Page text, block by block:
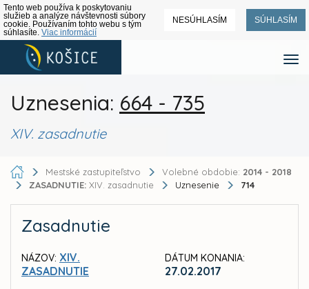
Tento web používa k poskytovaniu
služieb a analýze návštevnosti súbory
cookie. Používaním tohto webu s tým
súhlasíte. Viac informácií
NESÚHLASÍM SÚHLASÍM
Uznesenia: 664 - 735
XIV. zasadnutie
Mestské zastupiteľstvo Volebné obdobie: 2014 - 2018
ZASADNUTIE: XIV. zasadnutie Uznesenie 714
Zasadnutie
NÁZOV: XIV.
ZASADNUTIE
DÁTUM KONANIA:
27.02.2017